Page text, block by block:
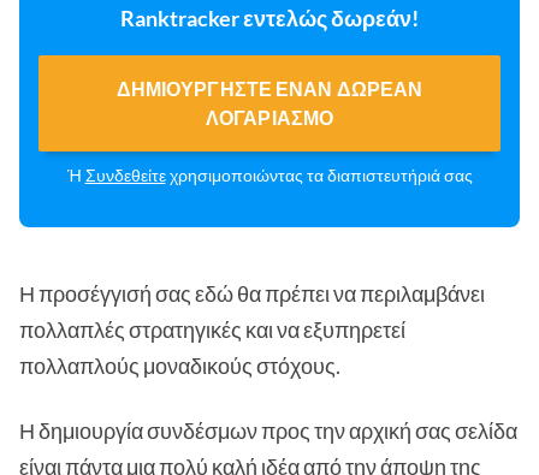
Ranktracker εντελώς δωρεάν!
ΔΗΜΙΟΥΡΓΉΣΤΕ ΈΝΑΝ ΔΩΡΕΆΝ
ΛΟΓΑΡΙΑΣΜΌ
Ή Συνδεθείτεχρησιμοποιώντας τα διαπιστευτήριά σας
Η προσέγγισή σας εδώ θα πρέπει να περιλαμβάνει
πολλαπλές στρατηγικές και να εξυπηρετεί
πολλαπλούς μοναδικούς στόχους.
Η δημιουργία συνδέσμων προς την αρχική σας σελίδα
είναι πάντα μια πολύ καλή ιδέα από την άποψη της